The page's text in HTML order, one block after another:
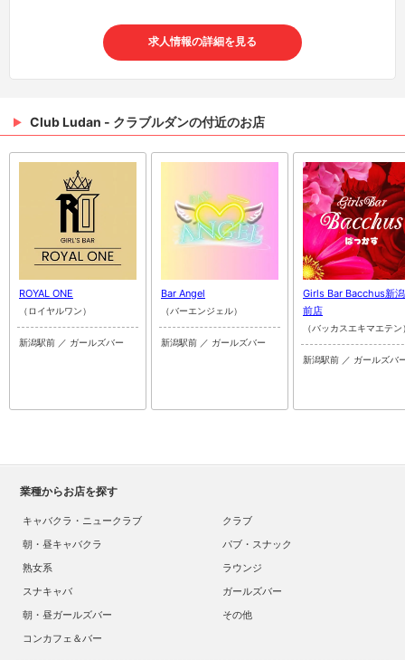
求人情報の詳細を見る
Club Ludan - クラブルダンの付近のお店
ROYAL ONE
（ロイヤルワン）
新潟駅前 ／ ガールズバー
Bar Angel
（バーエンジェル）
新潟駅前 ／ ガールズバー
Girls Bar Bacchus新
前店
（バッカスエキマエテン
新潟駅前 ／ ガールズバ
業種からお店を探す
キャバクラ・ニュークラブ
クラブ
朝・昼キャバクラ
パブ・スナック
熟女系
ラウンジ
スナキャバ
ガールズバー
朝・昼ガールズバー
その他
コンカフェ＆バー